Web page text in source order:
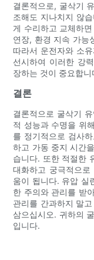
결론적으로, 굴삭기
조해도 지나치지 않
게 수리하고 교체하
연장, 환경 지속 가능
따라서 운전자와 소
선시하여 이러한 강
장하는 것이 중요합니
결론
결론적으로 굴삭기
적 성능과 수명을 위
를 정기적으로 검사
하고 가동 중지 시간
습니다. 또한 적절한
대화하고 궁극적으
움이 됩니다. 유압 실
한 주의와 관리를 받
관리를 간과하지 말
삼으십시오. 귀하의
입니다.